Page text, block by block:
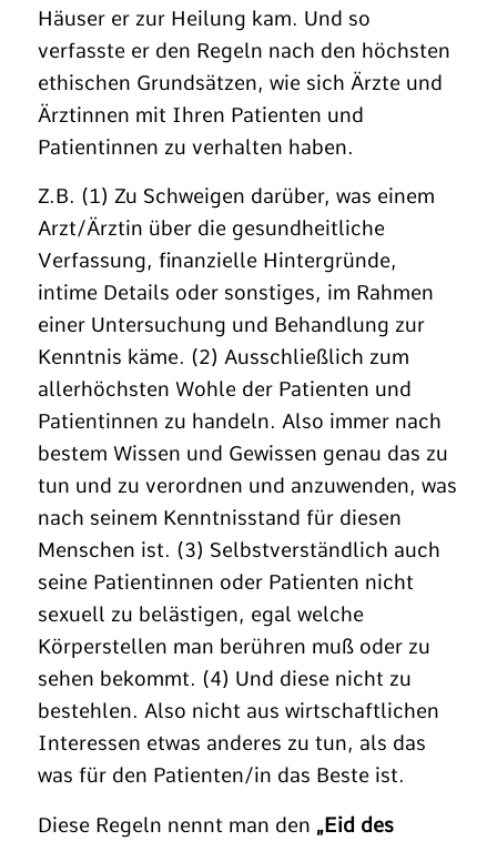
Häuser er zur Heilung kam. Und so
verfasste er den Regeln nach den höchsten
ethischen Grundsätzen, wie sich Ärzte und
Ärztinnen mit Ihren Patienten und
Patientinnen zu verhalten haben.
Z.B. (1) Zu Schweigen darüber, was einem
Arzt/Ärztin über die gesundheitliche
Verfassung, finanzielle Hintergründe,
intime Details oder sonstiges, im Rahmen
einer Untersuchung und Behandlung zur
Kenntnis käme. (2) Ausschließlich zum
allerhöchsten Wohle der Patienten und
Patientinnen zu handeln. Also immer nach
bestem Wissen und Gewissen genau das zu
tun und zu verordnen und anzuwenden, was
nach seinem Kenntnisstand für diesen
Menschen ist. (3) Selbstverständlich auch
seine Patientinnen oder Patienten nicht
sexuell zu belästigen, egal welche
Körperstellen man berühren muß oder zu
sehen bekommt. (4) Und diese nicht zu
bestehlen. Also nicht aus wirtschaftlichen
Interessen etwas anderes zu tun, als das
was für den Patienten/in das Beste ist.
Diese Regeln nennt man den „Eid des